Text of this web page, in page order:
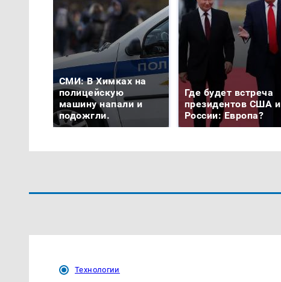
СМИ: В Химках на
полицейскую
машину напали и
подожгли.
Где будет встреча
президентов США и
России: Европа?
Технологии